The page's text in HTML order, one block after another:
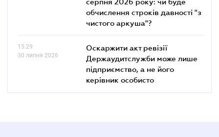
обчислення строків давності "з
чистого аркуша"?
15.29
30 липня 2026
Оскаржити акт ревізії
Держаудитслужби може лише
підприємство, а не його
керівник особисто